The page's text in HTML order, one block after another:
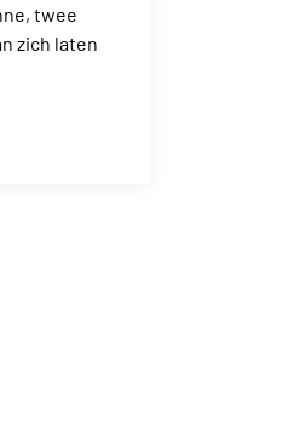
twee
zich laten